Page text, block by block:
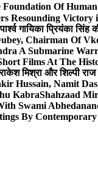
Foundation Of
Resounding
गायिका प्रियंका
Chairman Of
A Submarine
Films At The
राकेश मिश्रा और शिल्पी
Hussain, Namit
KabraShahzaad
Swami
By